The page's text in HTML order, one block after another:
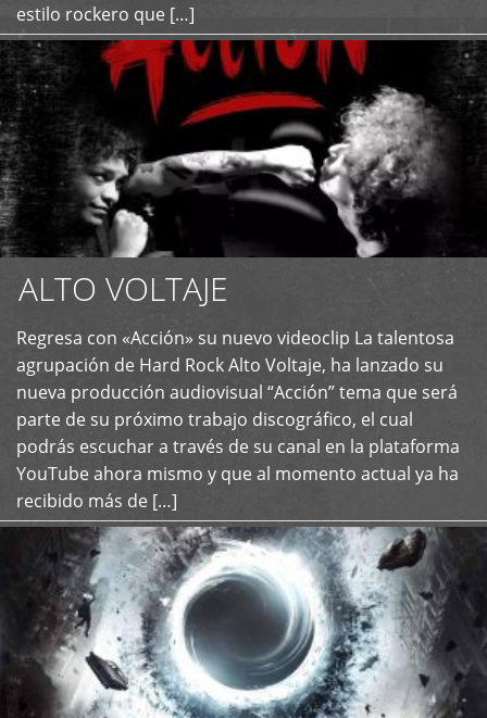
estilo rockero que […]
ALTO VOLTAJE
Regresa con «Acción» su nuevo videoclip La talentosa
agrupación de Hard Rock Alto Voltaje, ha lanzado su
nueva producción audiovisual “Acción” tema que será
parte de su próximo trabajo discográfico, el cual
podrás escuchar a través de su canal en la plataforma
YouTube ahora mismo y que al momento actual ya ha
recibido más de […]
+